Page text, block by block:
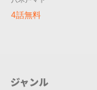
4話無料
ジャンル